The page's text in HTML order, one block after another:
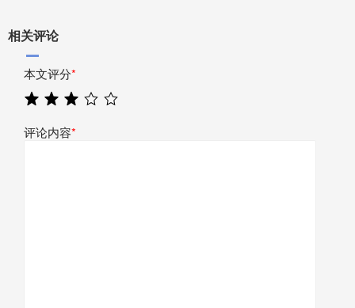
相关评论
本文评分*
评论内容*